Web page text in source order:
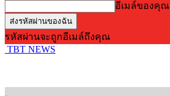
อีเมล์ของคุณ
รหัสผ่านจะถูกอีเมล์ถึงคุณ
TBT NEWS